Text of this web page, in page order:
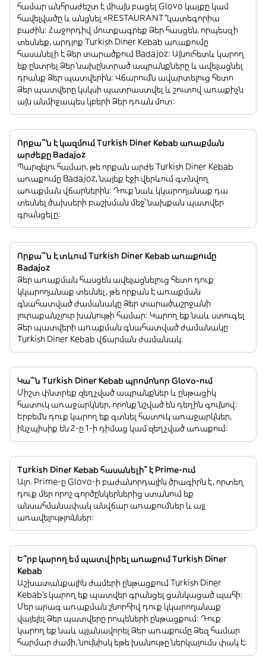
համար անհրաժեշտ է միայն բացել Glovo կայքը կամ
հավելվածը և անցնել «RESTAURANT”կատեգորիա
բաժին: Հաջորդիվ մուտքագրեք Ձեր հասցեն, որպեսզի
տեսնեք, արդյոք Turkish Diner Kebab առաքումը
հասանելի է Ձեր տարածքում Badajoz: Այնուհետև կարող
եք ընտրել Ձեր նախընտրած ապրանքները և ավելացնել
դրանք Ձեր պատվերին: Վճարումն ավարտելուց հետո
Ձեր պատվերը կսկսի պատրաստվել և շուտով առաքիչն
այն անմիջապես կբերի Ձեր դռան մոտ:
Որքա՞ն է կազմում Turkish Diner Kebab առաքման
արժեքը Badajoz
Պարզելու համար, թե որքան արժե Turkish Diner Kebab
առաքումը Badajoz, նայեք էջի վերևում գտնվող
առաքման վճարներին: Դուք նաև կկարողանաք դա
տեսնել ծախսերի բաշխման մեջ՝ նախքան պատվեր
գրանցելը:
Որքա՞ն է տևում Turkish Diner Kebab առաքումը
Badajoz
Ձեր առաքման հասցեն ավելացնելուց հետո դուք
կկարողանաք տեսնել, թե որքան է առաքման
գնահատված ժամանակը Ձեր տարածաշրջանի
յուրաքանչյուր խանութի համար: Կարող եք նաև ստուգել
Ձեր պատվերի առաքման գնահատված ժամանակը
Turkish Diner Kebab վճարման ժամանակ:
Կա՞ն Turkish Diner Kebab պրոմոնոր Glovo-ում
Միշտ փնտրեք զեղչված ապրանքներ և ընթացիկ
հատուկ առաջարկներ, որոնք նշված են դեղին գույնով:
Երբեմն դուք կարող եք գտնել հատուկ առաջարկներ,
ինչպիսիք են 2-ը 1-ի դիմաց կամ զեղչված առաքում:
Turkish Diner Kebab հասանելի՞ է Prime-ում
Այո. Prime-ը Glovo-ի բաժանորդային ծրագիրն է, որտեղ
դուք մեր որոշ գործընկերներից ստանում եք
անսահմանափակ անվճար առաքումներ և այլ
առավելություններ:
Ե՞րբ կարող եմ պատվիրել առաքում Turkish Diner
Kebab
Աշխատանքային ժամերի ընթացքում Turkish Diner
Kebab’s կարող եք պատվեր գրանցել ցանկացած պահի:
Մեր արագ առաքման շնորհիվ դուք կկարողանաք
վայելել Ձեր պատվերը րոպեների ընթացքում: Դուք
կարող եք նաև պլանավորել Ձեր առաքումը Ձեզ համար
հարմար ժամի, նույնիսկ եթե խանութը ներկայումս փակ է: